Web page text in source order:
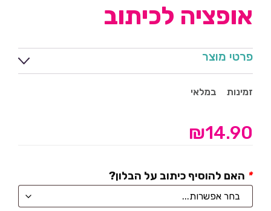
אופציה לכיתוב
פרטי מוצר
זמינות במלאי
₪14.90
האם להוסיף כיתוב על הבלון? *